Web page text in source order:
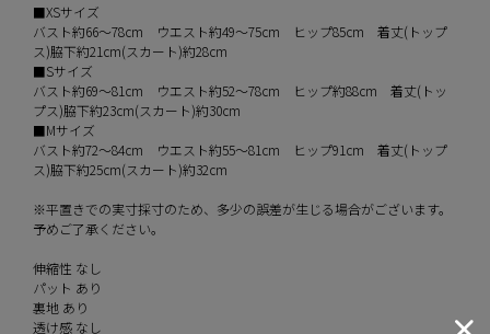
■XSサイズ
バスト約66～78cm ウエスト約49～75cm ヒップ85cm 着丈(トップ
ス)脇下約21cm(スカート)約28cm
■Sサイズ
バスト約69～81cm ウエスト約52～78cm ヒップ約88cm 着丈(トッ
プス)脇下約23cm(スカート)約30cm
■Mサイズ
バスト約72～84cm ウエスト約55～81cm ヒップ91cm 着丈(トップ
ス)脇下約25cm(スカート)約32cm
※平置きでの実寸採寸のため、多少の誤差が生じる場合がございます。
予めご了承ください。
伸縮性 なし
パット あり
裏地 あり
透け感 なし